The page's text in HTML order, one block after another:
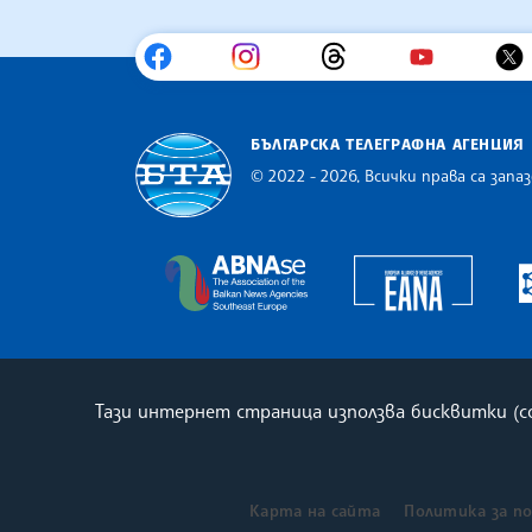
БЪЛГАРСКА ТЕЛЕГРАФНА АГЕНЦИЯ
© 2022 - 2026, Всички права са
The Assocoation of the
Карта на сайта
Политика за
Тази интернет страница използва бисквитки